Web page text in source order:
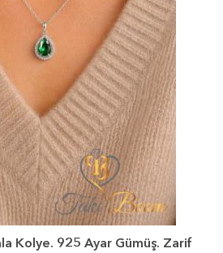
Kolye. 925 Ayar Gümüş. Zarif